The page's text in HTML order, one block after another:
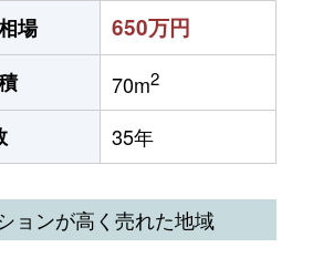
場
650万円
70m2
35年
ョンが高く売れた地域